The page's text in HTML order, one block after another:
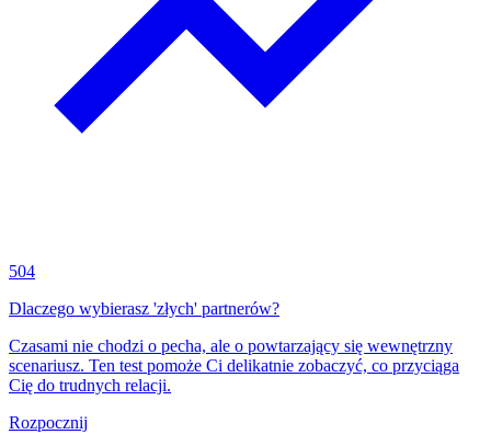
504
Dlaczego wybierasz 'złych' partnerów?
Czasami nie chodzi o pecha, ale o powtarzający się wewnętrzny
scenariusz. Ten test pomoże Ci delikatnie zobaczyć, co przyciąga
Cię do trudnych relacji.
Rozpocznij